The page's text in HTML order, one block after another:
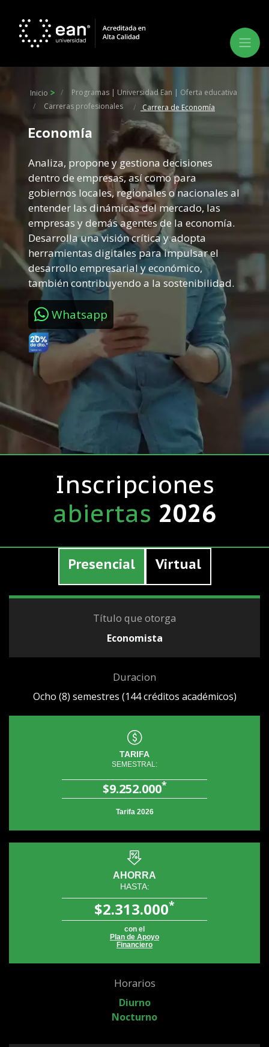
Inscripciones
abiertas 2026
Inicio
Programas | Universidad Ean | Oferta educativa
Carreras profesionales
Carrera de Economía
Economía
Analiza, propone y gestiona decisiones
dentro de empresas, así como para
gobiernos locales, regionales o nacionales al
entender las dinámicas del mercado, las
empresas y demás agentes de la economía.
Desarrolla una visión crítica y adopta
herramientas digitales para impulsar el
desarrollo empresarial y económico,
también contribuyendo a la sostenibilidad.
Whatsapp
Presencial Virtual
Título que otorga
Economista
Duracion
Ocho (8) semestres (144 créditos académicos)
TARIFA
SEMESTRAL:
$9.252.000*
Tarifa 2026
AHORRA
HASTA:
$2.313.000*
con el
Plan de Apoyo
Financiero
Horarios
Diurno
Nocturno